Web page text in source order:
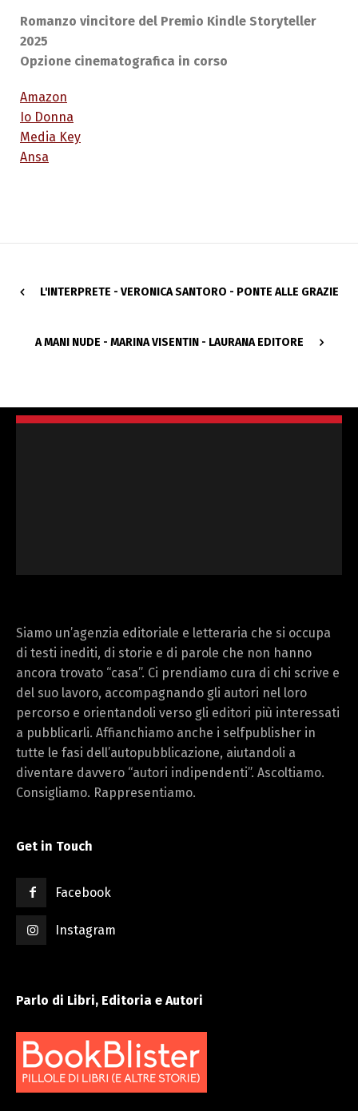
Romanzo vincitore del Premio Kindle Storyteller
2025
Opzione cinematografica in corso
Amazon
Io Donna
Media Key
Ansa
L'INTERPRETE - VERONICA SANTORO - PONTE ALLE GRAZIE
A MANI NUDE - MARINA VISENTIN - LAURANA EDITORE
Siamo un’agenzia editoriale e letteraria che si occupa
di testi inediti, di storie e di parole che non hanno
ancora trovato “casa”. Ci prendiamo cura di chi scrive e
del suo lavoro, accompagnando gli autori nel loro
percorso e orientandoli verso gli editori più interessati
a pubblicarli. Affianchiamo anche i selfpublisher in
tutte le fasi dell’autopubblicazione, aiutandoli a
diventare davvero “autori indipendenti”. Ascoltiamo.
Consigliamo. Rappresentiamo.
Get in Touch
Facebook
Instagram
Parlo di Libri, Editoria e Autori